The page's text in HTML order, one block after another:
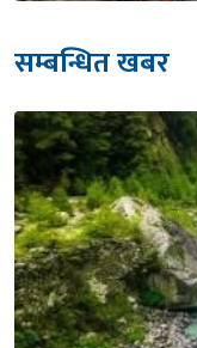
सम्बन्धित खबर